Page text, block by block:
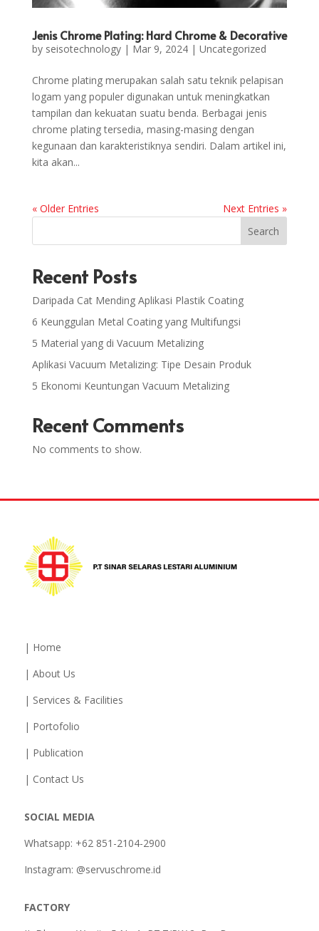
Jenis Chrome Plating: Hard Chrome & Decorative
by seisotechnology| Mar 9, 2024| Uncategorized
Chrome plating merupakan salah satu teknik pelapisan
logam yang populer digunakan untuk meningkatkan
tampilan dan kekuatan suatu benda. Berbagai jenis
chrome plating tersedia, masing-masing dengan
kegunaan dan karakteristiknya sendiri. Dalam artikel ini,
kita akan...
« Older Entries
Next Entries »
Search
Recent Posts
Daripada Cat Mending Aplikasi Plastik Coating
6 Keunggulan Metal Coating yang Multifungsi
5 Material yang di Vacuum Metalizing
Aplikasi Vacuum Metalizing: Tipe Desain Produk
5 Ekonomi Keuntungan Vacuum Metalizing
Recent Comments
No comments to show.
| Home
| About Us
| Services & Facilities
| Portofolio
| Publication
| Contact Us
SOCIAL MEDIA
Whatsapp: +62 851-2104-2900
Instagram: @servuschrome.id
FACTORY